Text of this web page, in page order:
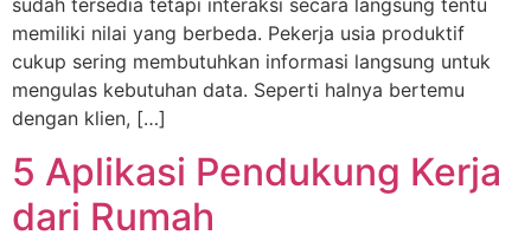
sudah tersedia tetapi interaksi secara langsung tentu
memiliki nilai yang berbeda. Pekerja usia produktif
cukup sering membutuhkan informasi langsung untuk
mengulas kebutuhan data. Seperti halnya bertemu
dengan klien, […]
5 Aplikasi Pendukung Kerja
dari Rumah